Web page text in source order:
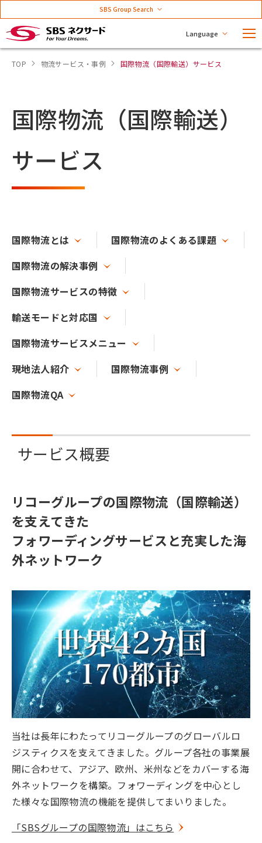
Language
SBS Group Search
TOP 物流サービス・事例 国際物流（国際輸送）サービス
国際物流（国際輸送）
サービス
国際物流とは
国際物流のよくある課題
国際物流の解決事例
国際物流サービスの特徴
輸送モードと対応国
国際物流サービスメニュー
現地法人紹介
国際物流事例
国際物流QA
サービス概要
リコーグループの国際物流（国際輸送）
を支えてきた
フォワーディングサービスと充実した海
外ネットワーク
当社は長年にわたってリコーグループのグローバルロ
ジスティクスを支えてきました。グループ各社の事業展
開に合わせて、アジア、欧州、米州などをカバーする海
外ネットワークを構築。フォワーディングを中心とし
た様々な国際物流の機能を提供してまいりました。
「SBSグループの国際物流」はこちら